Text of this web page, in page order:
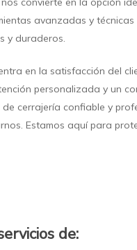
avanzadas y
y duraderos.
en la satisfacción del
personalizada y un
de cerrajería confiable y
Estamos aquí para
de: